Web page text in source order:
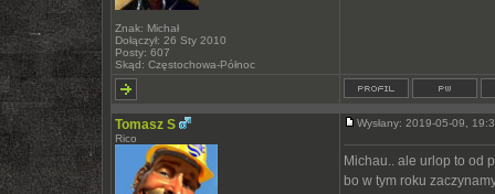
Znak: Michał
Dołączył: 26 Sty 2010
Posty: 607
Skąd: Częstochowa-Północ
Tomasz S
Rico
Wysłany: 2019-05-09,
Michau.. ale urlop to od
bo w tym roku